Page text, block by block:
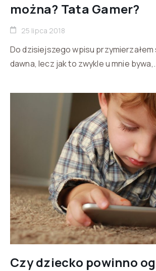
można? Tata Gamer?
25 lipca 2018
Do dzisiejszego wpisu przymierzałem
dawna, lecz jak to zwykle u mnie
Czy dziecko powinno